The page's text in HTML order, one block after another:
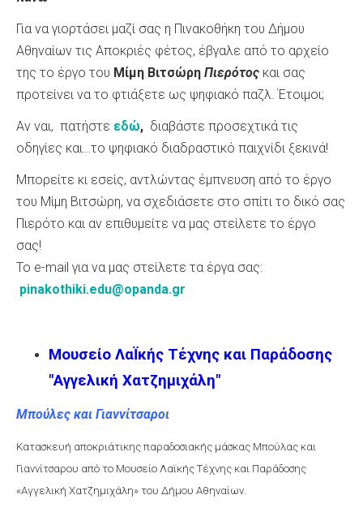
Για να γιορτάσει μαζί σας η Πινακοθήκη του Δήμου
Αθηναίων τις Αποκριές φέτος, έβγαλε από το αρχείο
της το έργο του Μίμη Βιτσώρη Πιερότος και σας
προτείνει να το φτιάξετε ως ψηφιακό παζλ. Έτοιμοι;
Αν ναι, πατήστε εδώ, διαβάστε προσεχτικά τις
οδηγίες και…το ψηφιακό διαδραστικό παιχνίδι ξεκινά!
Μπορείτε κι εσείς, αντλώντας έμπνευση από το έργο
του Μίμη Βιτσώρη, να σχεδιάσετε στο σπίτι το δικό σας
Πιερότο και αν επιθυμείτε να μας στείλετε το έργο
σας!
Το e-mail για να μας στείλετε τα έργα σας:
pinakothiki.edu@opanda.gr
Μουσείο ΛαΪκής Τέχνης και Παράδοσης
"Αγγελική Χατζημιχάλη"
Μπούλες και Γιαννίτσαροι
Κατασκευή αποκριάτικης παραδοσιακής μάσκας Μπούλας και
Γιαννίτσαρου από το Μουσείο Λαϊκής Τέχνης και Παράδοσης
«Αγγελική Χατζημιχάλη» του Δήμου Αθηναίων.